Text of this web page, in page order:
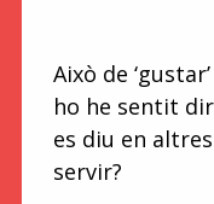
Això de
ho he sentit
es diu en
servir?